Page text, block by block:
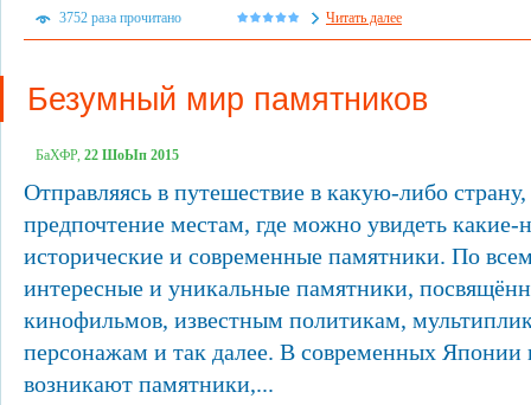
3752 раза прочитано Читать далее
Безумный мир памятников
БаХФР, 22 ШоЫп 2015
Отправляясь в путешествие в какую-либо
предпочтение местам, где можно увидеть какие-
исторические и современные памятники. По
интересные и уникальные памятники,
кинофильмов, известным политикам,
персонажам и так далее. В современных Японии
возникают памятники,...